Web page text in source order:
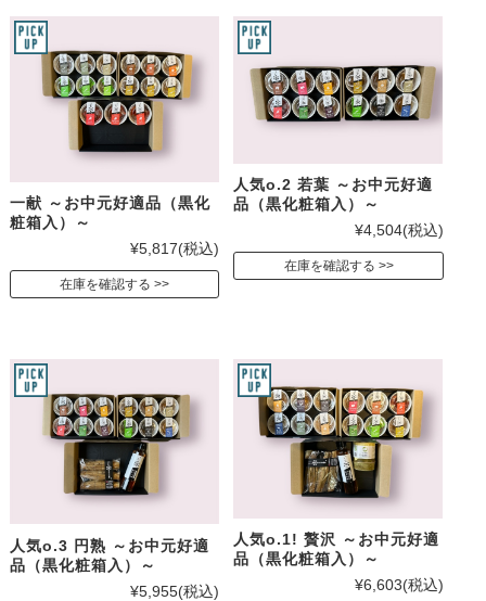
一献 ～お中元好適品（黒化
粧箱入）～
¥5,817(税込)
在庫を確認する
人気o.2 若葉 ～お中元好適
品（黒化粧箱入）～
¥4,504(税込)
在庫を確認する
人気o.3 円熟 ～お中元好適
品（黒化粧箱入）～
¥5,955(税込)
人気o.1! 贅沢 ～お中元好適
品（黒化粧箱入）～
¥6,603(税込)